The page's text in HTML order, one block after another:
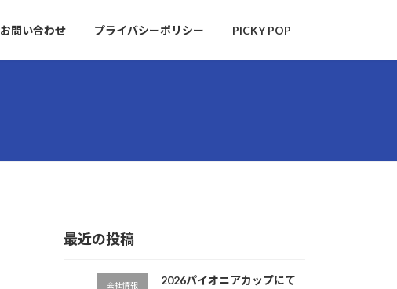
お問い合わせ プライバシーポリシー PICKY POP
最近の投稿
会社情報
2026パイオニアカップにて